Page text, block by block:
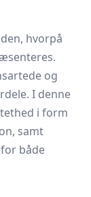
hvorpå
og
I denne
i form
samt
både